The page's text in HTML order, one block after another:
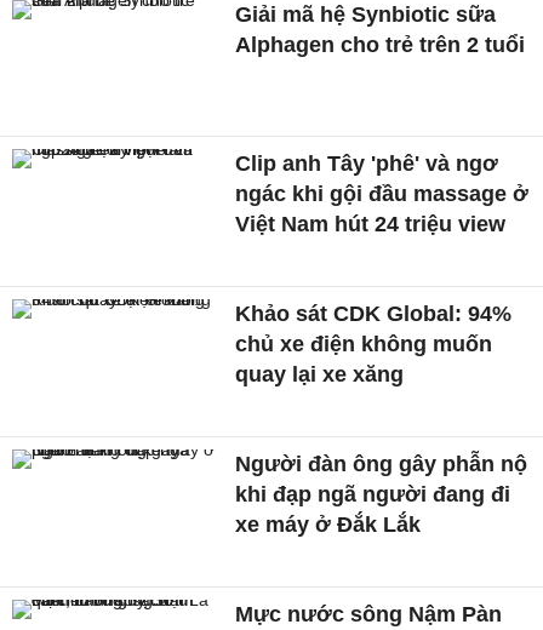
Giải mã hệ Synbiotic sữa
Alphagen cho trẻ trên 2 tuổi
Clip anh Tây 'phê' và ngơ
ngác khi gội đầu massage ở
Việt Nam hút 24 triệu view
Khảo sát CDK Global: 94%
chủ xe điện không muốn
quay lại xe xăng
Người đàn ông gây phẫn nộ
khi đạp ngã người đang đi
xe máy ở Đắk Lắk
Mực nước sông Nậm Pàn